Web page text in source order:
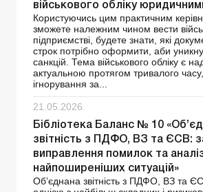
військового обліку
Користуючись цим практичним
зможете належним чином вести
підприємстві, будете знати, які
строк потрібно оформити, аби
санкцій. Тема військового обліку є
актуальною протягом тривалого
ігнорування за...
21.05.2026
Бібліотека Баланс № 10
звітність з ПДФО, ВЗ та ЄСВ:
виправлення помилок та
найпоширеніших ситуацій»
Об’єднана звітність з ПДФО, ВЗ та